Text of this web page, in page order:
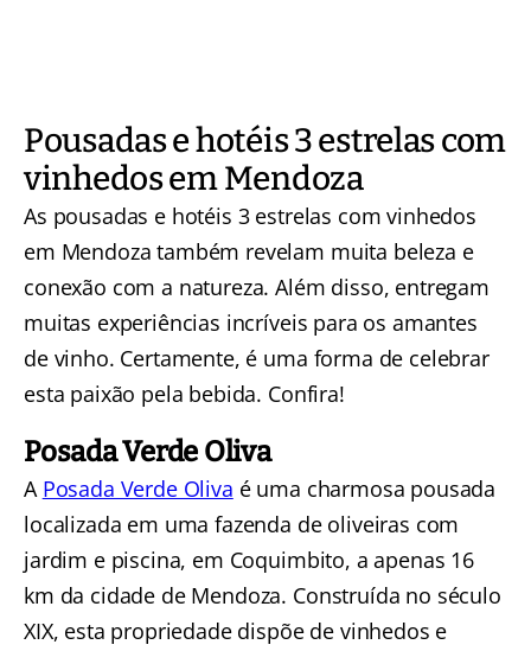
Pousadas e hotéis 3 estrelas com
vinhedos em Mendoza
As pousadas e hotéis 3 estrelas com vinhedos
em Mendoza também revelam muita beleza e
conexão com a natureza. Além disso, entregam
muitas experiências incríveis para os amantes
de vinho. Certamente, é uma forma de celebrar
esta paixão pela bebida. Confira!
Posada Verde Oliva
A Posada Verde Oliva é uma charmosa pousada
localizada em uma fazenda de oliveiras com
jardim e piscina, em Coquimbito, a apenas 16
km da cidade de Mendoza. Construída no século
XIX, esta propriedade dispõe de vinhedos e